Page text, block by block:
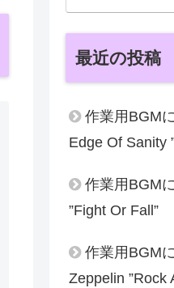
最近の投稿
作業用BGM
Edge Of Sanity
作業用BGM
”Fight Or Fall”
作業用BGM
Zeppelin ”Rock